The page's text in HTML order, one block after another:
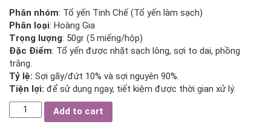
Phân nhóm: Tổ yến Tinh Chế (Tổ yến làm sạch)
Phân loại: Hoàng Gia
Trọng lượng: 50gr (5 miếng/hộp)
Đặc Điểm: Tổ yến được nhặt sạch lông, sợi to dai, phồng
trắng.
Tỷ lệ: Sợi gãy/đứt 10% và sợi nguyên 90%.
Tiện lợi: để sử dụng ngay, tiết kiệm được thời gian xử lý.
Yến
Add to cart